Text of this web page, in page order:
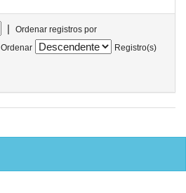
|
Ordenar registros por
Ordenar
Registro(s)